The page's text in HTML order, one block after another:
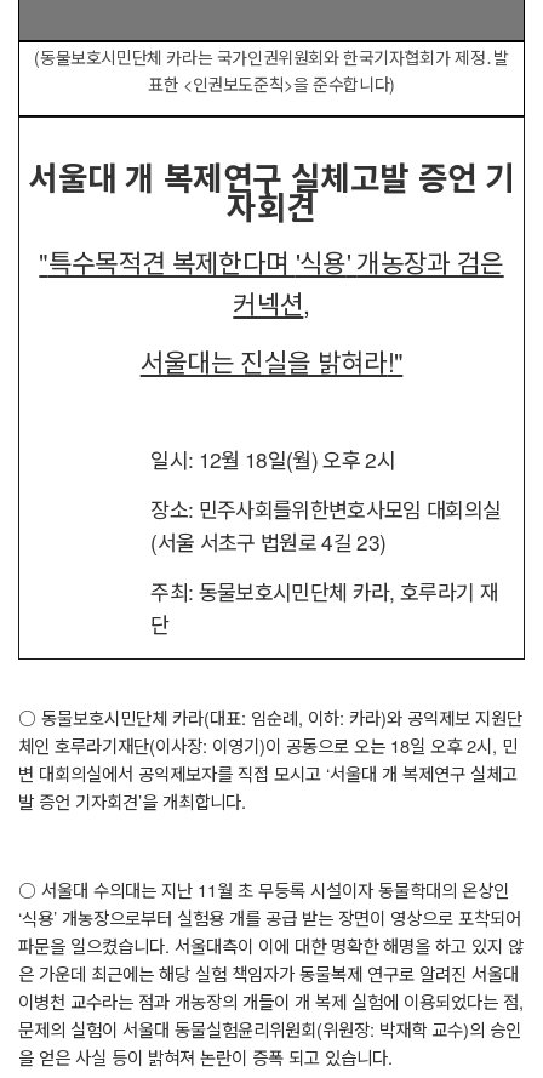
(동물보호시민단체 카라는 국가인권위원회와 한국기자협회가 제정․발
표한 <인권보도준칙>을 준수합니다)
서울대 개 복제연구 실체고발 증언 기
자회견
"특수목적견 복제한다며 '식용' 개농장과 검은
커넥션,
서울대는 진실을 밝혀라!"
일시: 12월 18일(월)오후2시
장소: 민주사회를위한변호사모임 대회의실
(서울 서초구 법원로4길23)
주최: 동물보호시민단체 카라,호루라기 재
단
○ 동물보호시민단체 카라(대표: 임순례, 이하: 카라)와 공익제보 지원단
체인 호루라기재단(이사장: 이영기)이 공동으로 오는 18일 오후2시, 민
변 대회의실에서 공익제보자를 직접 모시고 ‘서울대 개 복제연구 실체고
발 증언 기자회견’을 개최합니다.
○ 서울대 수의대는 지난 11월 초 무등록 시설이자 동물학대의 온상인
‘식용’개농장으로부터 실험용 개를 공급 받는 장면이 영상으로 포착되어
파문을 일으켰습니다. 서울대측이 이에 대한 명확한 해명을 하고 있지 않
은 가운데 최근에는 해당 실험 책임자가 동물복제 연구로 알려진 서울대
이병천 교수라는 점과 개농장의 개들이 개 복제 실험에 이용되었다는 점,
문제의 실험이 서울대 동물실험윤리위원회(위원장: 박재학 교수)의 승인
을 얻은 사실 등이 밝혀져 논란이 증폭 되고 있습니다.